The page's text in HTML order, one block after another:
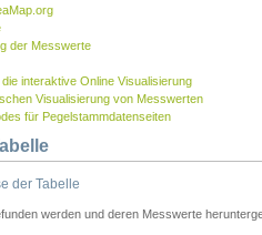
der Messwerte
interaktive Online Visualisierung
Visualisierung von Messwerten
für Pegelstammdatenseiten
der Tabelle
werden und deren Messwerte